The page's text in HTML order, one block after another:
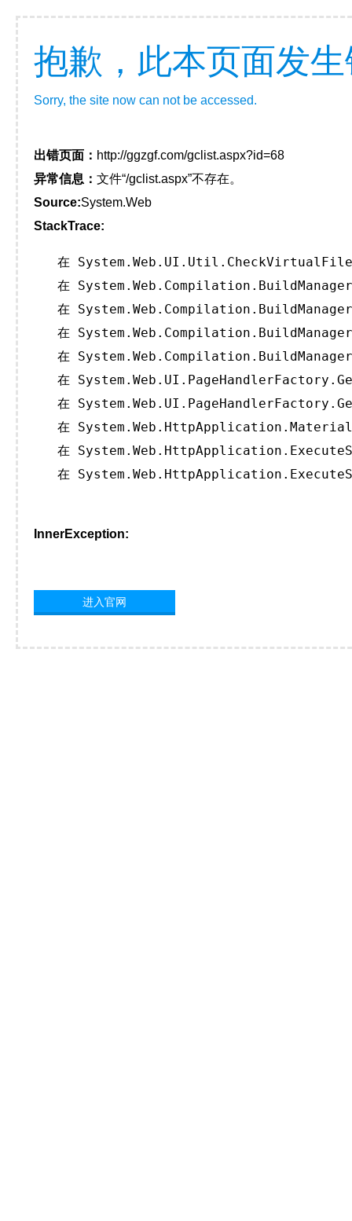
抱歉，此本页面发
Sorry, the site now can not be accessed.
出错页面： http://ggzgf.com/gclist.aspx?id=68
异常信息： 文件“/gclist.aspx”不存在。
Source:System.Web
StackTrace:
在
在
在
在
在
在
在
在
在
在
InnerException:
进入官网